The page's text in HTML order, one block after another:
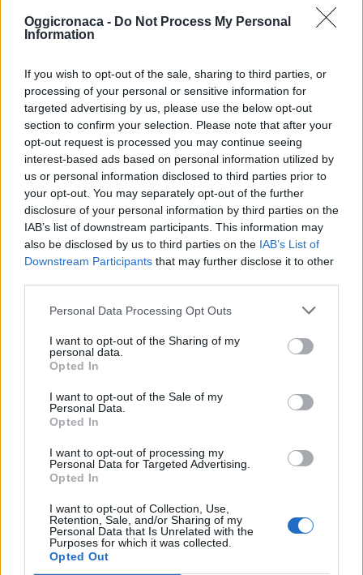
Oggicronaca - Do Not Process My Personal
Information
If you wish to opt-out of the sale, sharing to third parties, or
processing of your personal or sensitive information for
targeted advertising by us, please use the below opt-out
section to confirm your selection. Please note that after your
opt-out request is processed you may continue seeing
interest-based ads based on personal information utilized by
us or personal information disclosed to third parties prior to
your opt-out. You may separately opt-out of the further
disclosure of your personal information by third parties on the
IAB’s list of downstream participants. This information may
also be disclosed by us to third parties on the IAB’s List of
Downstream Participants that may further disclose it to other
Personal Data Processing Opt Outs
I want to opt-out of the Sharing of my
personal data.
Opted In
I want to opt-out of the Sale of my
Personal Data.
Opted In
I want to opt-out of processing my
Personal Data for Targeted Advertising.
Opted In
I want to opt-out of Collection, Use,
Retention, Sale, and/or Sharing of my
Personal Data that Is Unrelated with the
Purposes for which it was collected.
Opted Out
VOLPEDO: Il sindaco
di punire l’Arfea per
aver lasciato a piedi
gli studenti
Il sindaco Giancarlo
Caldone interviene sul
grave disservizio che
l’Arfea ha provocato
venerdì due novembre
scorso, dove in
occasione del ponte di
Ogni Santi, la SCAT
corsa Arfea che ha in
gestione il servizio di
trasporto pubblico
locale non ha
effettuato la corsa
dell’utenza scolastica
per la città di
Voghera…
6 Novembre 2012
In "Tortona"
Alessandria, sabato
porte aperte al
trasporto pubblico
28 Settembre 2023
In "Alessandria"
VAL CURONE: Un
incontro per capire
dove “tagliare” il
svolto un incontro con
i funzionari del servizio
Trasporti e Mobilità
pubblica e privata
Mauro Remotti e Luigi
Bocca, e la Scat,
Simone Bologna.
Questo incontro è
nato in seguito ai noti
tagli deliberati dalla
Regione alle risorse
finanziarie destinate al
Trasporto pubblico…
28 Agosto 2012
In "Tortona"
CONDIVIDERE: